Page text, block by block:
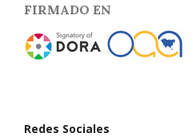
FIRMADO EN
Redes Sociales